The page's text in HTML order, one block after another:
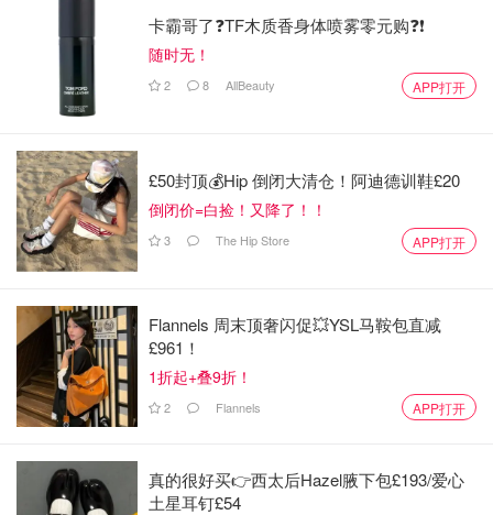
娜姐自称和西方Lady Gaga素未谋面的姐妹“Lady Nana”，
凭借粗犷的嗓音、夸张的妆容和标新立异的舞台风格，从短
视频平台一路冲入线下演唱会市场，成功俘获了中老年观众
如今，她成了真正的流量歌手，那艺娜的线下巡演，成了抽
象文化出圈的标志。2025“巡如演”演唱会一票难求，场场
“售如罄”，热度比肩一线她的粉丝甚至自称“娜粹”，在网上
疯狂写小作文、P精修图，活跃度不输传统饭圈。
卡霸哥了❓TF木质香身体喷雾零元购❓❗
随时无！
2 8 AllBeauty APP打开
£50封顶💰Hip 倒闭大清仓！阿迪德训鞋£20
倒闭价=白捡！又降了！！
3 The Hip Store APP打开
Flannels 周末顶奢闪促💥YSL马鞍包直减
£961！
1折起+叠9折！
2 Flannels APP打开
真的很好买👉西太后Hazel腋下包£193/爱心
土星耳钉£54